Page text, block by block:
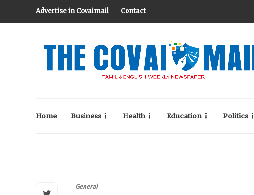
Advertise in Covaimail Contact
Home Business Health Education Politics
General